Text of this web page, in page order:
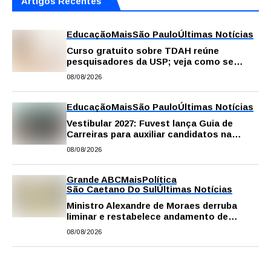
EducaçãoMaisSão PauloÚltimas Notícias
Curso gratuito sobre TDAH reúne
pesquisadores da USP; veja como se
inscrever
08/08/2026
EducaçãoMaisSão PauloÚltimas Notícias
Vestibular 2027: Fuvest lança Guia de
Carreiras para auxiliar candidatos na
escolha da profissão
08/08/2026
Grande ABCMaisPolítica
São Caetano Do SulÚltimas Notícias
Ministro Alexandre de Moraes derruba
liminar e restabelece andamento de
comissão processante contra vereador
08/08/2026